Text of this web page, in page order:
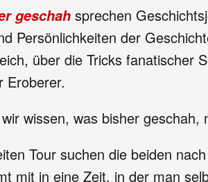
geschah sprechen
Persönlichkeiten der
über die Tricks fanatischer
Eroberer.
wissen, was bisher
Tour suchen die beiden
mit in eine Zeit, in der man